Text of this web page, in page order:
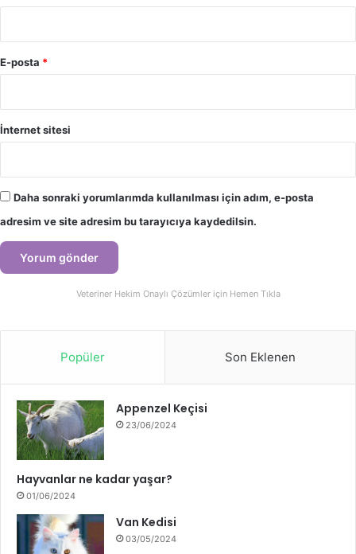
E-posta *
İnternet sitesi
Daha sonraki yorumlarımda kullanılması için adım, e-posta
adresim ve site adresim bu tarayıcıya kaydedilsin.
Veteriner Hekim Onaylı Çözümler için Hemen Tıkla
Popüler Son Eklenen
Appenzel Keçisi
23/06/2024
Hayvanlar ne kadar yaşar?
01/06/2024
Van Kedisi
03/05/2024